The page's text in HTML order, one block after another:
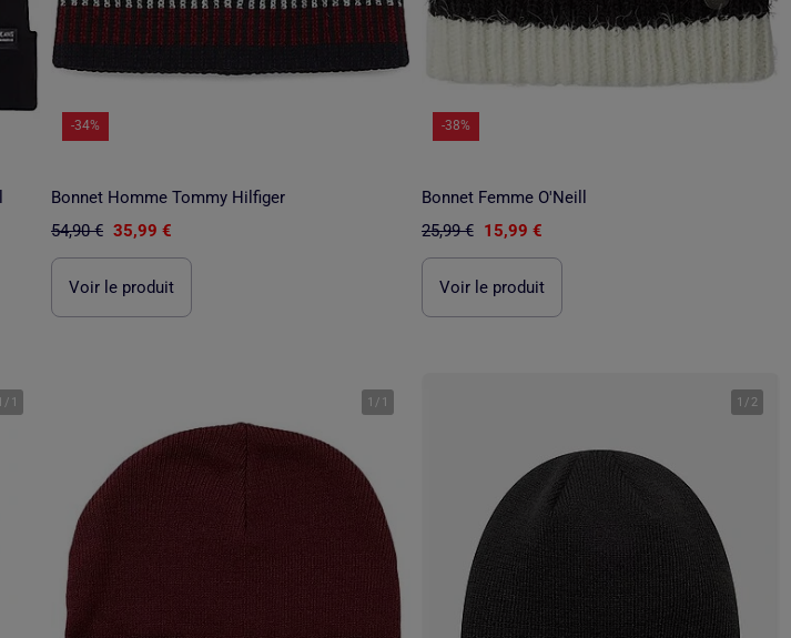
-34%
Bonnet Homme Tommy Hilfiger
54,90 € 35,99 €
Voir le produit
-38%
Bonnet Femme O'Neill
25,99 € 15,99 €
Voir le produit
/ 1 1 / 1 1 / 2